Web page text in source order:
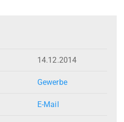
14.12.2014
Gewerbe
E-Mail